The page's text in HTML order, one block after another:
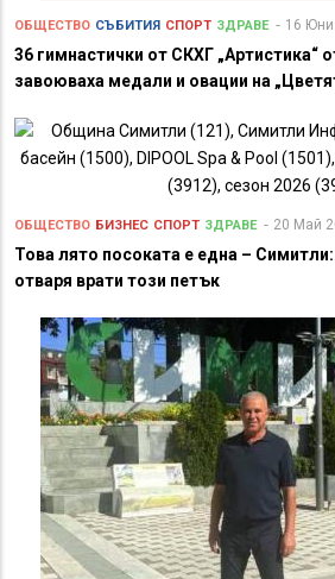
ОБЩЕСТВО СЪБИТИЯ СПОРТ ЗДРАВЕ 16
36 гимнастички от СКХГ „Артистика“
завоюваха медали и овации на
ОБЩЕСТВО БИЗНЕС СПОРТ ЗДРАВЕ 20 Май
Това лято посоката е една – Симитли:
отваря врати този петък